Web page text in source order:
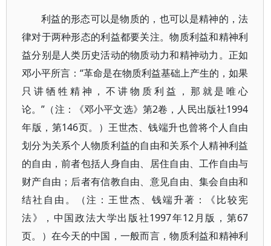
利益的形态可以是物质的，也可以是精神的，法
律对于两种形态的利益都要关注。物质利益和精神利
益分别是人类历史活动的物质动力和精神动力。正如
邓小平所言：“革命是在物质利益基础上产生的，如果
只讲牺牲精神，不讲物质利益，那就是唯心
论。”（注：《邓小平文选》第2卷，人民出版社1994
年版，第146页。）王世杰、钱端升也曾将个人自由
划分为关系个人物质利益的自由和关系个人精神利益
的自由，前者包括人身自由、居住自由、工作自由与
财产自由；后者有信教自由、意见自由、集会自由和
结社自由。（注：王世杰、钱端升著：《比较宪
法》，中国政法大学出版社1997年12月版，第67
页。）在今天的中国，一般而言，物质利益和精神利